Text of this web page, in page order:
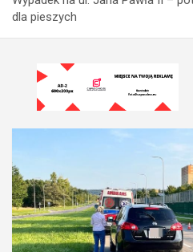
dla pieszych